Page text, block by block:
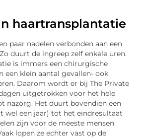
haartransplantatie
paar nadelen verbonden aan een
duurt de ingreep zelf enkele uren.
is immers een chirurgische
een klein aantal gevallen- ook
Daarom wordt er bij The Private
uitgetrokken voor het hele
nazorg. Het duurt bovendien een
wel een jaar) tot het eindresultaat
zijn voor de meeste mensen
lopen ze echter vast op de